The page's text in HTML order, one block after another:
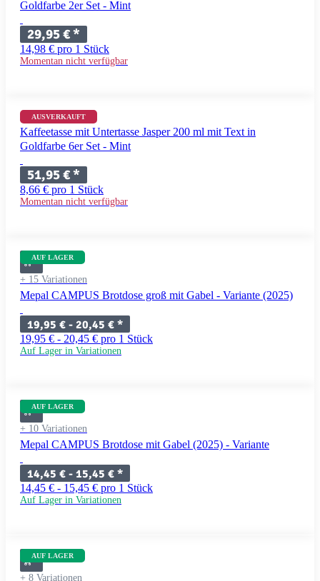
Goldfarbe 2er Set - Mint
29,95 €*
14,98 € pro 1 Stück
Momentan nicht verfügbar
AUSVERKAUFT
+ 11 Variationen
Kaffeetasse mit Untertasse Jasper 200 ml mit Text in
Goldfarbe 6er Set - Mint
51,95 €*
8,66 € pro 1 Stück
Momentan nicht verfügbar
AUF LAGER
+ 15 Variationen
Mepal CAMPUS Brotdose groß mit Gabel - Variante (2025)
19,95 € - 20,45 € *
19,95 € - 20,45 € pro 1 Stück
Auf Lager in Variationen
AUF LAGER
+ 10 Variationen
Mepal CAMPUS Brotdose mit Gabel (2025) - Variante
14,45 € - 15,45 € *
14,45 € - 15,45 € pro 1 Stück
Auf Lager in Variationen
AUF LAGER
+ 8 Variationen